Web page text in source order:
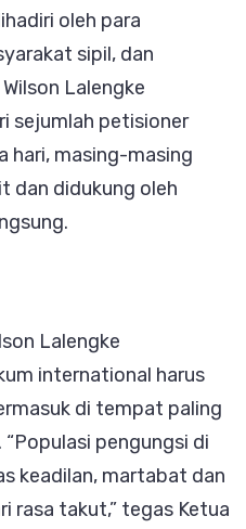
oleh para
sipil, dan
Lalengke
sejumlah petisioner
hari, masing-masing
dan didukung oleh
Lalengke
international harus
di tempat paling
pengungsi di
keadilan, martabat dan
rasa takut,” tegas Ketua